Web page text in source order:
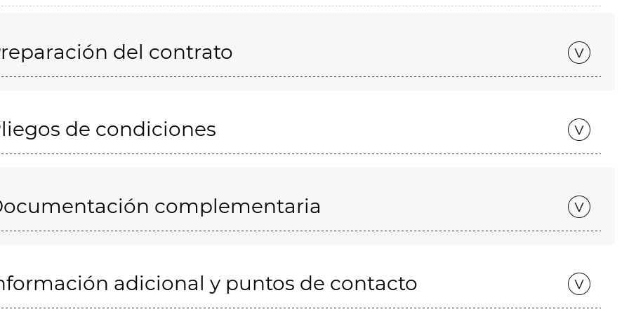
del contrato
de condiciones
complementaria
adicional y puntos de contacto